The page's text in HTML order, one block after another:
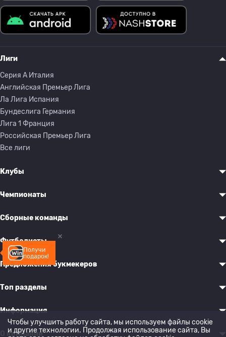
Получи
подарок!
Лиги
Серия A Италия
Английская Премьер Лига
Ла Лига Испания
Бундеслига Германия
Лига 1 Франция
Российская Премьер Лига
Все лиги
Клубы
Чемпионаты
Сборные команды
Футболисты
Предложения букмекеров
Топ разделы
Информация
О компании
Чтобы улучшить работу сайта, мы используем файлы cookie
и другие технологии. Продолжая использование сайта, Вы